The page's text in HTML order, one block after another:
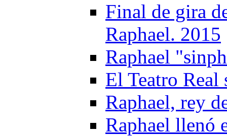
Final de gira
Raphael. 2015
Raphael
El Teatro Real
Raphael, rey
Raphael llenó